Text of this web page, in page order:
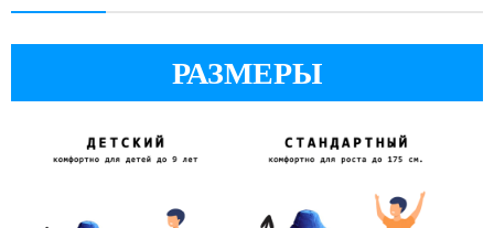
РАЗМЕРЫ